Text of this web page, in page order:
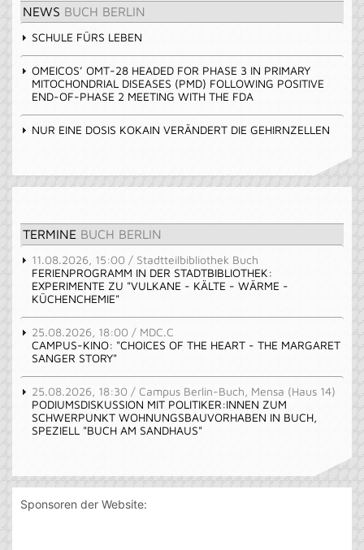
NEWS BUCH BERLIN
SCHULE FÜRS LEBEN
OMEICOS’ OMT-28 HEADED FOR PHASE 3 IN PRIMARY
MITOCHONDRIAL DISEASES (PMD) FOLLOWING POSITIVE
END-OF-PHASE 2 MEETING WITH THE FDA
NUR EINE DOSIS KOKAIN VERÄNDERT DIE GEHIRNZELLEN
TERMINE BUCH BERLIN
11.08.2026, 15:00 / Stadtteilbibliothek Buch
FERIENPROGRAMM IN DER STADTBIBLIOTHEK:
EXPERIMENTE ZU "VULKANE - KÄLTE - WÄRME -
KÜCHENCHEMIE"
25.08.2026, 18:00 / MDC.C
CAMPUS-KINO: "CHOICES OF THE HEART - THE MARGARET
SANGER STORY"
25.08.2026, 18:30 / Campus Berlin-Buch, Mensa (Haus 14)
PODIUMSDISKUSSION MIT POLITIKER:INNEN ZUM
SCHWERPUNKT WOHNUNGSBAUVORHABEN IN BUCH,
SPEZIELL "BUCH AM SANDHAUS"
Sponsoren der Website: